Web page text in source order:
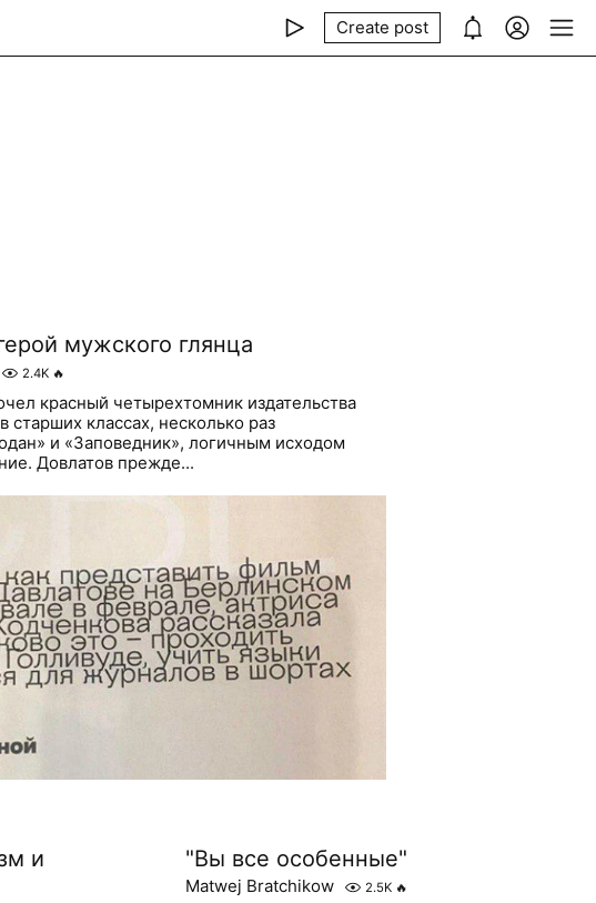
Create post
мужского глянца
2.4K 🔥
красный четырехтомник издательства
старших классах, несколько раз
и «Заповедник», логичным исходом
Довлатов прежде...
и
"Вы все особенные"
Matwej Bratchikow 2.5K 🔥